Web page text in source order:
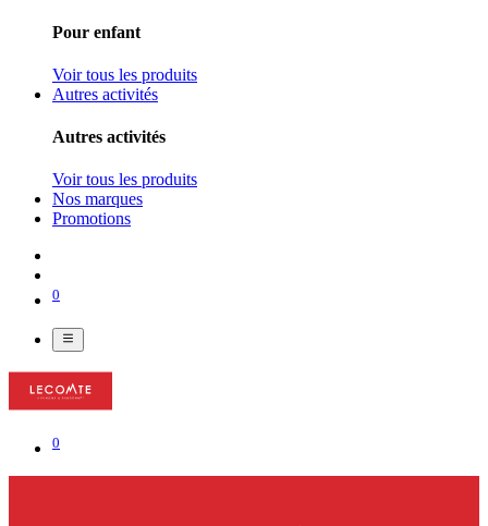
Pour enfant
Voir tous les produits
Autres activités
Autres activités
Voir tous les produits
Nos marques
Promotions
0
0